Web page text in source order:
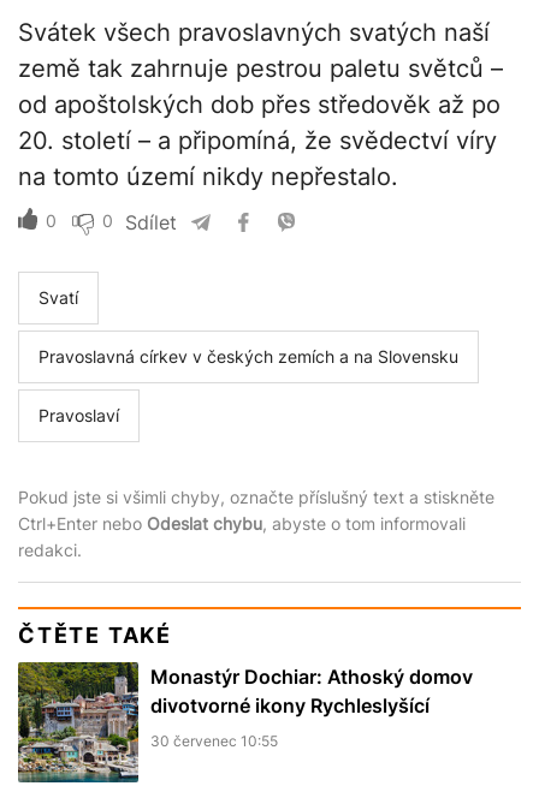
Svátek všech pravoslavných svatých naší
země tak zahrnuje pestrou paletu světců –
od apoštolských dob přes středověk až po
20. století – a připomíná, že svědectví víry
na tomto území nikdy nepřestalo.
0 0 Sdílet
Svatí
Pravoslavná církev v českých zemích a na Slovensku
Pravoslaví
Pokud jste si všimli chyby, označte příslušný text a stiskněte
Ctrl+Enter nebo Odeslat chybu, abyste o tom informovali
redakci.
ČTĚTE TAKÉ
Monastýr Dochiar: Athoský domov
divotvorné ikony Rychleslyšící
30 červenec 10:55